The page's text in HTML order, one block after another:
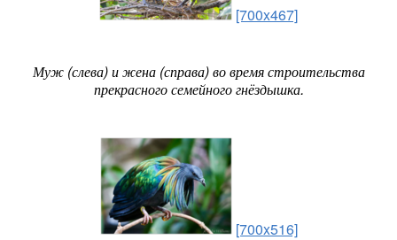
[700x467]
Муж (слева) и жена (справа) во время строительства
прекрасного семейного гнёздышка.
[700x516]